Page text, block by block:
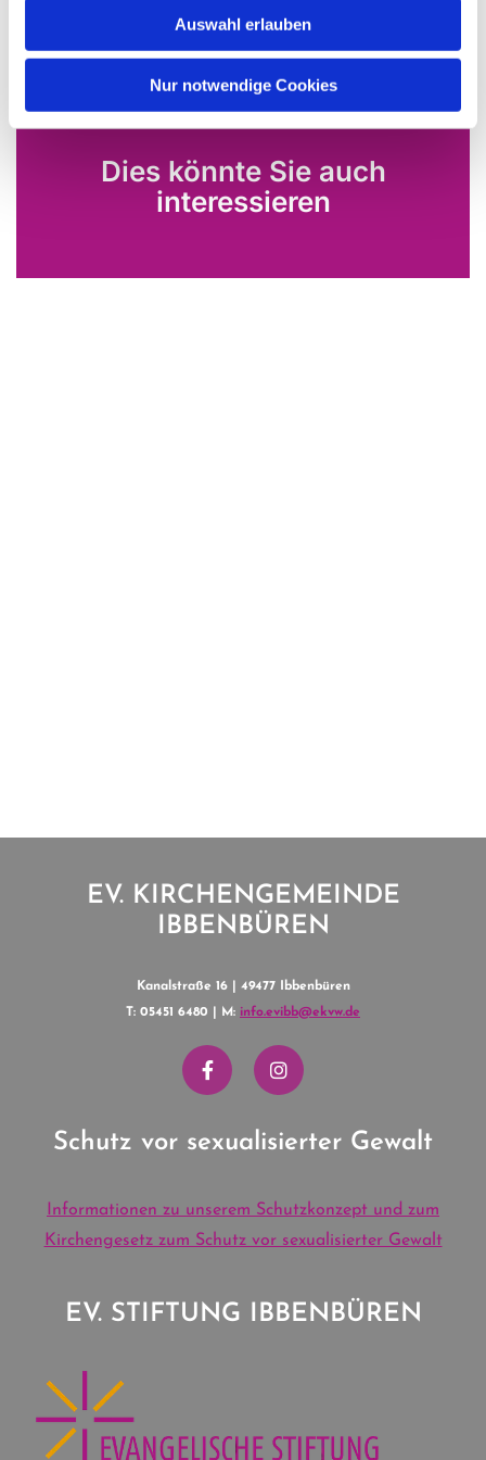
Auswahl erlauben
Nur notwendige Cookies
Dies könnte Sie auch
interessieren
EV. KIRCHENGEMEINDE
IBBENBÜREN
Kanalstraße 16 | 49477 Ibbenbüren
T: 05451 6480 | M: info.evibb@ekvw.de
Schutz vor sexualisierter Gewalt
Informationen zu unserem Schutzkonzept und zum
Kirchengesetz zum Schutz vor sexualisierter Gewalt
EV. STIFTUNG IBBENBÜREN